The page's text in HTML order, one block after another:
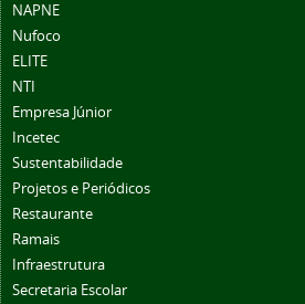
NAPNE
Nufoco
ELITE
NTI
Empresa Júnior
Incetec
Sustentabilidade
Projetos e Periódicos
Restaurante
Ramais
Infraestrutura
Secretaria Escolar